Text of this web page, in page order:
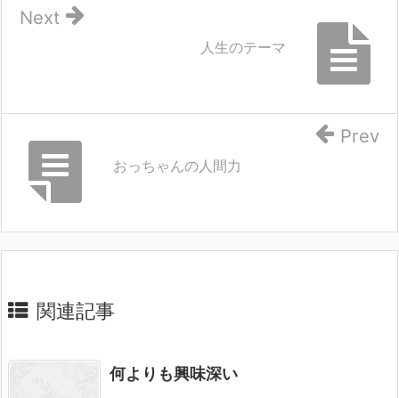
人生のテーマ
Next
おっちゃんの人間力
Prev
関連記事
何よりも興味深い